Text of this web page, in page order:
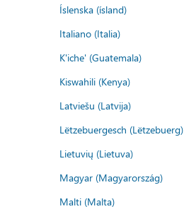
Íslenska (ísland)
Italiano (Italia)
K'iche' (Guatemala)
Kiswahili (Kenya)
Latviešu (Latvija)
Lëtzebuergesch (Lëtzebuerg)
Lietuvių (Lietuva)
Magyar (Magyarország)
Malti (Malta)